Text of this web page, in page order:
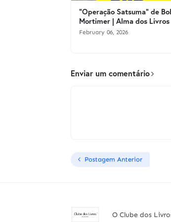
"Operação Satsuma" de
Mortimer | Alma dos Livros
February 06, 2026
Enviar um comentário
Postagem Anterior
O Clube dos